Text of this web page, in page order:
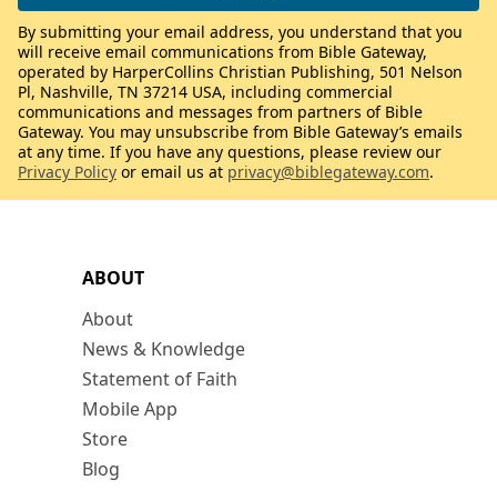
ABOUT
About
News & Knowledge
Statement of Faith
Mobile App
Store
Blog
By submitting your email address, you understand that you
will receive email communications from Bible Gateway,
operated by HarperCollins Christian Publishing, 501 Nelson
Pl, Nashville, TN 37214 USA, including commercial
communications and messages from partners of Bible
Gateway. You may unsubscribe from Bible Gateway’s emails
at any time. If you have any questions, please review our
Privacy Policy or email us at privacy@biblegateway.com.